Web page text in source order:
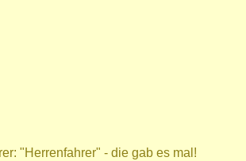
"Herrenfahrer" - die gab es mal!